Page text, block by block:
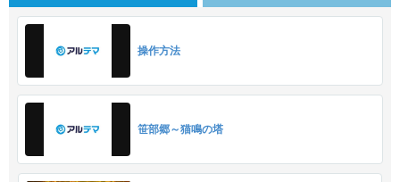
操作方法
笹部郷～猫鳴の塔